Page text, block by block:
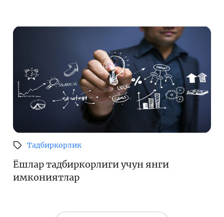
Тадбиркорлик
Ёшлар тадбиркорлиги учун янги
имкониятлар